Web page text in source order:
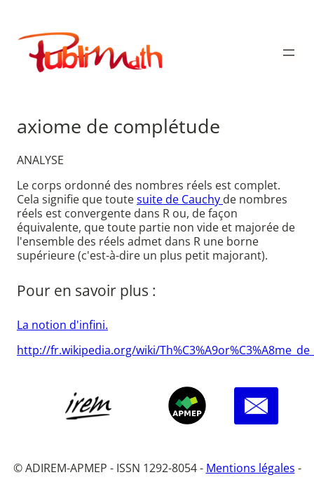
contenu
Publimath
axiome de complétude
ANALYSE
Le corps ordonné des nombres réels est complet.
Cela signifie que toutesuite de Cauchy de nombres
réels est convergente dans R ou, de façon
équivalente, que toute partie non vide et majorée de
l'ensemble des réels admet dans R une borne
supérieure (c'est-à-dire un plus petit majorant).
Pour en savoir plus :
La notion d'infini.
http://fr.wikipedia.org/wiki/
© ADIREM-APMEP - ISSN 1292-8054 - Mentions légales -